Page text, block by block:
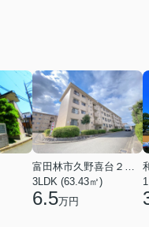
富田林市久野喜台２丁目
3LDK (63.43㎡)
6.5万円